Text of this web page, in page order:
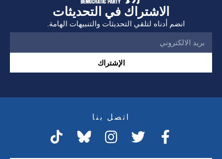
الاشتراك في التحديثات
انضم أدناه لتلقي التحديثات والتنبيهات الهامة.
الإشتراك
اتصل بنا